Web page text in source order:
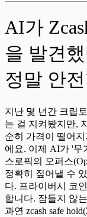
AI가
을 발견
정말 안
지난 몇 년간 크립
는 걸 지켜봤지만,
순히 가격이 떨어
에요. 이제 AI가 '무
스로픽의 오퍼스
정확히 짚어낼 수
다. 프라이버시 코
합니다. 잠들지 않
과연 zcash safe